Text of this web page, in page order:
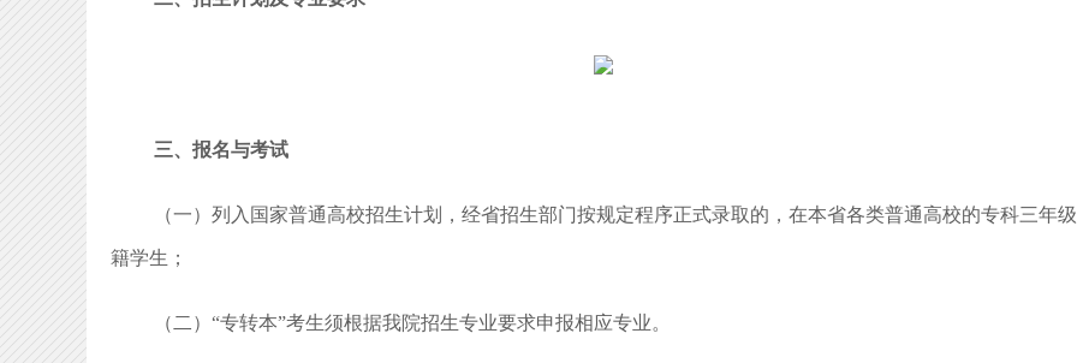
三、报名与考试
（一）列入国家普通高校招生计划，经省招生部门按规定程序正式录取的，在本省各类普通高校的专科三年
籍学生；
（二）“专转本”考生须根据我院招生专业要求申报相应专业。